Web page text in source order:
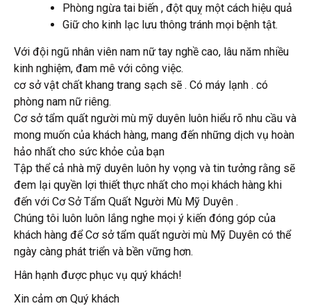
Phòng ngừa tai biến , đột quỵ một cách hiệu quả
Giữ cho kinh lạc lưu thông tránh mọi bệnh tật.
Với đội ngũ nhân viên nam nữ tay nghề cao, lâu năm nhiều
kinh nghiệm, đam mê với công việc.
cơ sở vật chất khang trang sạch sẽ . Có máy lạnh . có
phòng nam nữ riêng.
Cơ sở tẩm quất người mù mỹ duyên luôn hiểu rõ nhu cầu và
mong muốn của khách hàng, mang đến những dịch vụ hoàn
hảo nhất cho sức khỏe của bạn
Tập thể cả nhà mỹ duyên luôn hy vọng và tin tưởng rằng sẽ
đem lại quyền lợi thiết thực nhất cho mọi khách hàng khi
đến với Cơ Sở Tẩm Quất Người Mù Mỹ Duyên .
Chúng tôi luôn luôn lắng nghe mọi ý kiến đóng góp của
khách hàng để Cơ sở tẩm quất người mù Mỹ Duyên có thể
ngày càng phát triển và bền vững hơn.
Hân hạnh được phục vụ quý khách!
Xin cảm ơn Quý khách